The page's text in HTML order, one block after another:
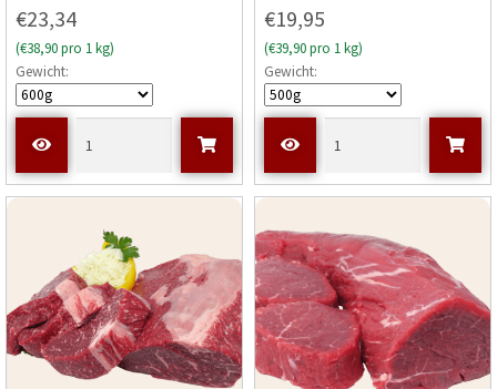
€23,34
(€38,90 pro 1 kg)
Gewicht:
€19,95
(€39,90 pro 1 kg)
Gewicht: